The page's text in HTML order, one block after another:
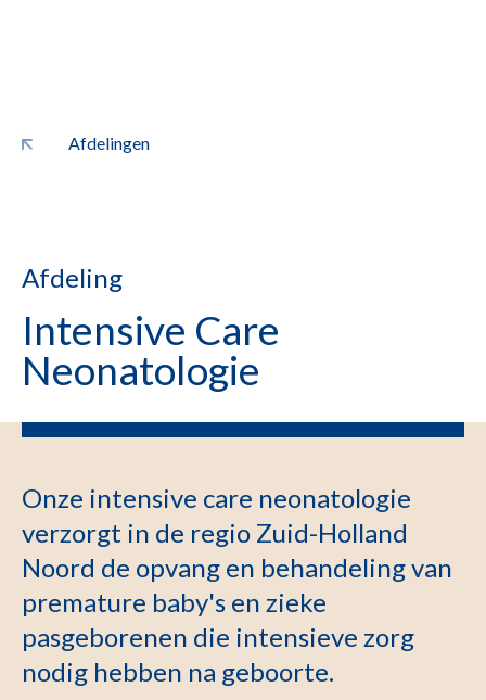
Afdelingen
Afdeling
Intensive Care
Neonatologie
Onze intensive care neonatologie
verzorgt in de regio Zuid-Holland
Noord de opvang en behandeling van
premature baby's en zieke
pasgeborenen die intensieve zorg
nodig hebben na geboorte.